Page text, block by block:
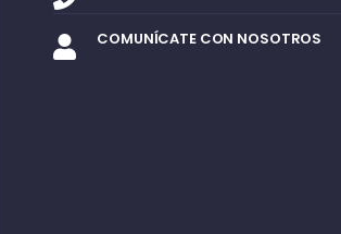
COMUNÍCATE CON NOSOTROS